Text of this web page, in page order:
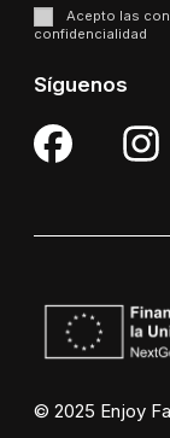
Acepto las
confidencialidad
Síguenos
© 2025 Enjoy